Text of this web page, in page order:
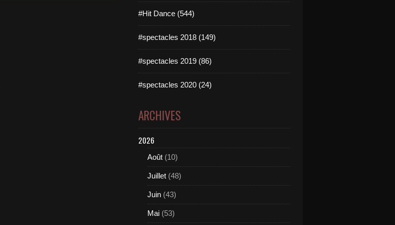
#Hit Dance (544)
#spectacles 2018 (149)
#spectacles 2019 (86)
#spectacles 2020 (24)
ARCHIVES
2026
Août (10)
Juillet (48)
Juin (43)
Mai (53)